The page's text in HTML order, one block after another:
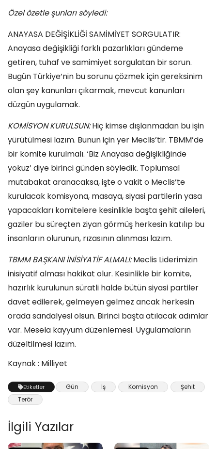
Özel özetle şunları söyledi:
ANAYASA DEĞİŞİKLİĞİ SAMİMİYET SORGULATIR:
Anayasa değişikliği farklı pazarlıkları gündeme
getiren, tuhaf ve samimiyet sorgulatan bir sorun.
Bugün Türkiye’nin bu sorunu çözmek için gereksinim
olan şey kanunları çıkarmak, mevcut kanunları
düzgün uygulamak.
KOMİSYON KURULSUN:Hiç kimse dışlanmadan bu işin
yürütülmesi lazım. Bunun için yer Meclis’tir. TBMM’de
bir komite kurulmalı. ‘Biz Anayasa değişikliğinde
yokuz’ diye birinci günden söyledik. Toplumsal
mutabakat aranacaksa, işte o vakit o Meclis’te
kurulacak komisyona, masaya, siyasi partilerin yasa
yapacakları komitelere kesinlikle başta şehit aileleri,
gaziler bu süreçten ziyan görmüş herkesin katılıp bu
insanların olurunun, rızasının alınması lazım.
TBMM BAŞKANI İNİSİYATİF ALMALI:Meclis Liderimizin
inisiyatif alması hakikat olur. Kesinlikle bir komite,
hazırlık kurulunun süratli halde bütün siyasi partiler
davet edilerek, gelmeyen gelmez ancak herkesin
orada sandalyesi olsun. Birinci başta atılacak adımlar
var. Mesela kayyum düzenlemesi. Uygulamaların
düzeltilmesi lazım.
Kaynak : Milliyet
Etiketler Gün İş Komisyon
Şehit
Terör
İlgili Yazılar